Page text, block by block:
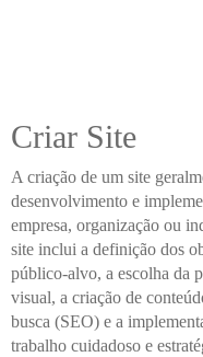
Criar Site
A criação de um site
desenvolvimento e
empresa, organização ou
site inclui a definição dos
público-alvo, a escolha da
visual, a criação de
busca (SEO) e a
trabalho cuidadoso e